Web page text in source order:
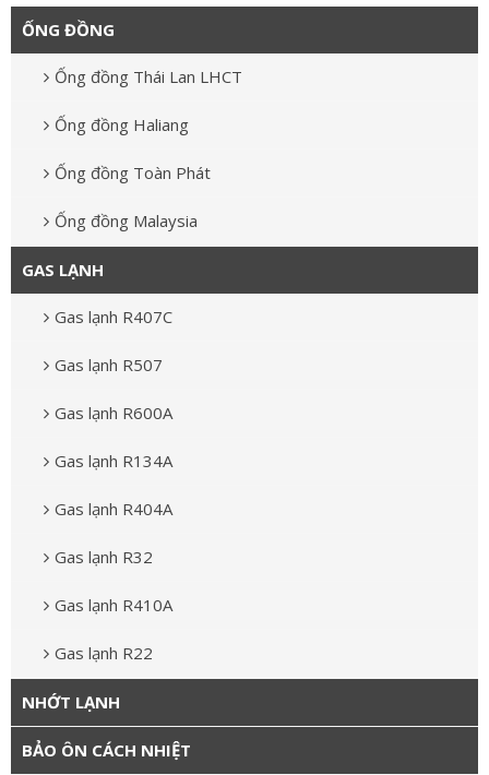
ỐNG ĐỒNG
Ống đồng Thái Lan LHCT
Ống đồng Haliang
Ống đồng Toàn Phát
Ống đồng Malaysia
GAS LẠNH
Gas lạnh R407C
Gas lạnh R507
Gas lạnh R600A
Gas lạnh R134A
Gas lạnh R404A
Gas lạnh R32
Gas lạnh R410A
Gas lạnh R22
NHỚT LẠNH
BẢO ÔN CÁCH NHIỆT